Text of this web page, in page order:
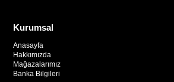
Kurumsal
Anasayfa
Hakkımızda
Mağazalarımız
Banka Bilgileri